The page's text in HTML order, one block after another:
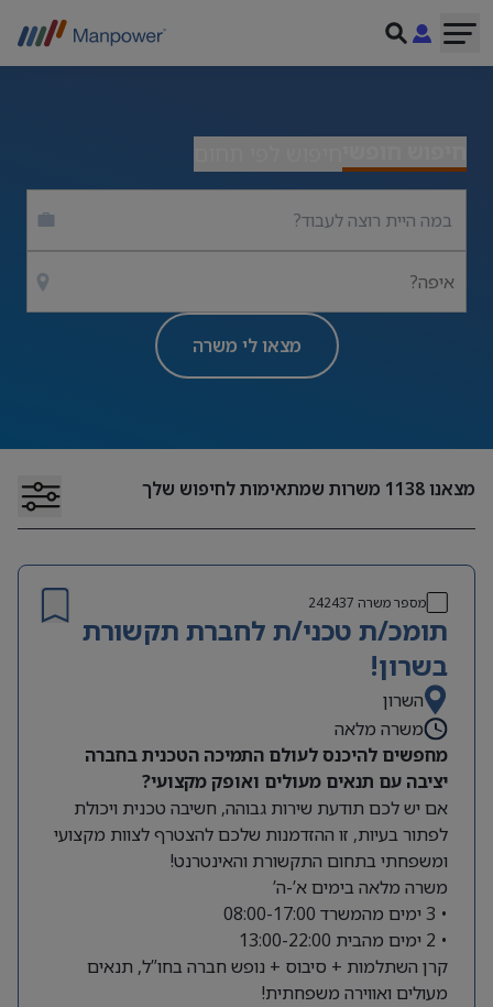
איפה?
מצאו לי משרה
מצאנו1138 משרות שמתאימות לחיפוש שלך
מספר משרה 242437
תומכ/ת טכני/ת לחברת תקשורת
בשרון!
השרון
משרה מלאה
מחפשים להיכנס לעולם התמיכה הטכנית בחברה
יציבה עם תנאים מעולים ואופק מקצועי?
אם יש לכם תודעת שירות גבוהה, חשיבה טכנית ויכולת
לפתור בעיות, זו ההזדמנות שלכם להצטרף לצוות מקצועי
ומשפחתי בתחום התקשורת והאינטרנט!
משרה מלאה בימים א’-ה’
• 3 ימים מהמשרד 08:00-17:00
• 2 ימים מהבית 13:00-22:00
קרן השתלמות + סיבוס + נופש חברה בחו”ל, תנאים
מעולים ואווירה משפחתית!